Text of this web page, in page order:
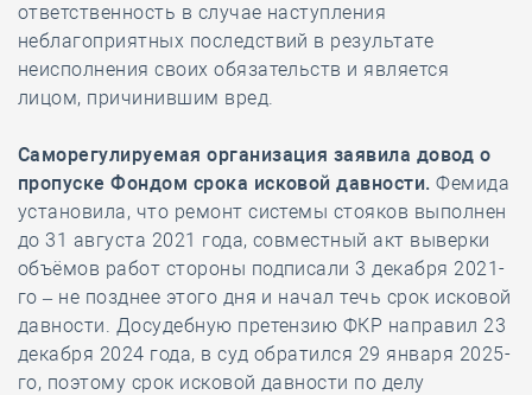
ответственность в случае наступления
неблагоприятных последствий в результате
неисполнения своих обязательств и является
лицом, причинившим вред.
Саморегулируемая организация заявила довод о
пропуске Фондом срока исковой давности. Фемида
установила, что ремонт системы стояков выполнен
до 31 августа 2021 года, совместный акт выверки
объёмов работ стороны подписали 3 декабря 2021-
го – не позднее этого дня и начал течь срок исковой
давности. Досудебную претензию ФКР направил 23
декабря 2024 года, в суд обратился 29 января 2025-
го, поэтому срок исковой давности по делу